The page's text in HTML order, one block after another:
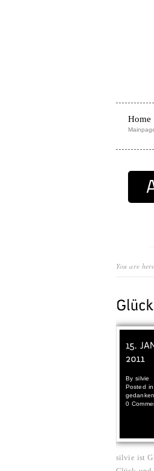
Home
You are here
Bysilvie
Posted in
0
silvie ist G